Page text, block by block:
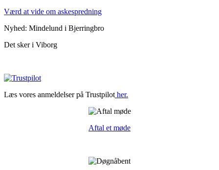
Værd at vide om askespredning
Nyhed: Mindelund i Bjerringbro
Det sker i Viborg
Læs vores anmeldelser på Trustpilot her.
Aftal et møde